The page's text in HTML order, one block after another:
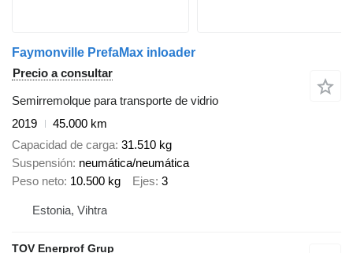
Faymonville PrefaMax inloader
Precio a consultar
Semirremolque para transporte de vidrio
2019
45.000 km
Capacidad de carga 31.510 kg
Suspensión neumática/neumática
Peso neto 10.500 kg Ejes 3
Estonia, Vihtra
TOV Enerprof Grup